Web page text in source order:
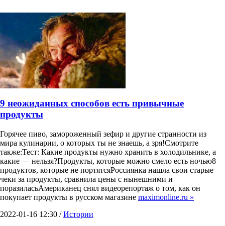
9 неожиданных способов есть привычные
продукты
Горячее пиво, замороженный зефир и другие странности из
мира кулинарии, о которых ты не знаешь, а зря!Смотрите
также:Тест: Какие продукты нужно хранить в холодильнике, а
какие — нельзя?Продукты, которые можно смело есть ночью8
продуктов, которые не портятсяРоссиянка нашла свои старые
чеки за продукты, сравнила цены с нынешними и
поразиласьАмериканец снял видеорепортаж о том, как он
покупает продукты в русском магазине maximonline.ru »
2022-01-16 12:30 /Истории